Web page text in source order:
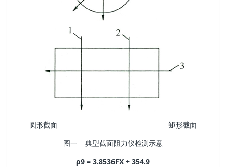
圆形截面 矩形截面
图一 典型截面阻力仪检测示意
ρ9 = 3.8536FX + 354.9